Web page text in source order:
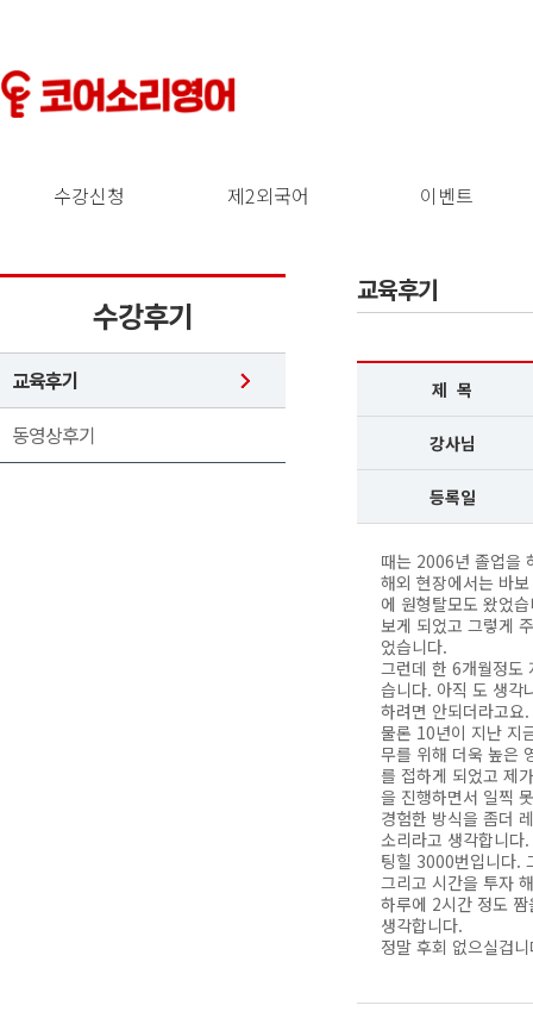
수강신청 제2외국어 이벤트
수강후기
교육후기
동영상후기
교육후기
제 목
강사님
등록일
때는 2006년 졸업을
해외 현장에서는 바
에 원형탈모도 왔었
보게 되었고 그렇게
었습니다.
그런데 한 6개월정도
습니다. 아직 도 생각
하려면 안되더라고요.
물론 10년이 지난 지
무를 위해 더욱 높은
를 접하게 되었고 제
을 진행하면서 일찍
경험한 방식을 좀더
소리라고 생각합니
팅힐 3000번입니다.
그리고 시간을 투자
하루에 2시간 정도
생각합니다.
정말 후회 없으실겁